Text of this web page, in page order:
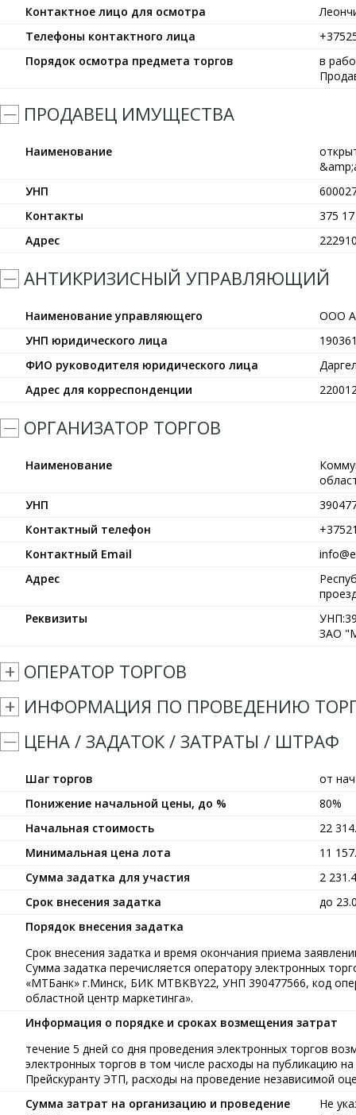
Контактное лицо для осмотра
Телефоны контактного лица
Порядок осмотра предмета торгов
в
ПРОДАВЕЦ ИМУЩЕСТВА
Наименование
УНП
Контакты
375
Адрес
АНТИКРИЗИСНЫЙ УПРАВЛЯЮЩИЙ
Наименование управляющего
ООО
УНП юридического лица
ФИО руководителя юридического лица
Адрес для корреспонденции
ОРГАНИЗАТОР ТОРГОВ
Наименование
УНП
Контактный телефон
Контактный Email
Адрес
Реквизиты
ЗАО
ОПЕРАТОР ТОРГОВ
ИНФОРМАЦИЯ ПО ПРОВЕДЕНИЮ
ЦЕНА / ЗАДАТОК / ЗАТРАТЫ / ШТРАФ
Шаг торгов
от
Понижение начальной цены, до %
80%
Начальная стоимость
22
Минимальная цена лота
11
Сумма задатка для участия
2
Срок внесения задатка
до
Порядок внесения задатка
Срок внесения задатка и время окончания приема
Сумма задатка перечисляется оператору электронных
«МТБанк» г.Минск, БИК MTBKBY22, УНП 390477566, код
областной центр маркетинга».
Информация о порядке и сроках возмещения затрат
течение 5 дней со дня проведения электронных торгов
электронных торгов в том числе расходы на публикацию
Прейскуранту ЭТП, расходы на проведение независимой
Сумма затрат на организацию и проведение
Не